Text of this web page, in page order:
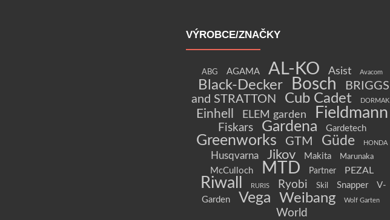
VÝROBCE/ZNAČKY
ABG AGAMA AL-KO Asist Avacom
Black-Decker Bosch
BRIGGS
and STRATTON
Cub Cadet DORMAK
Einhell ELEM garden Fieldmann
Fiskars Gardena Gardetech
Greenworks GTM Güde HONDA
Husqvarna Jikov Makita Marunaka
McCulloch MTD Partner PEZAL
Riwall RURIS Ryobi Skil Snapper
V-
Garden
Vega Weibang Wolf Garten
World